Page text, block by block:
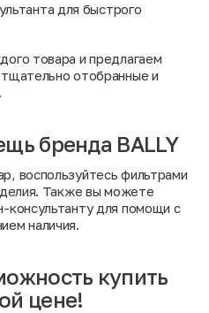
для быстрого
товара и предлагаем
отобранные и
бренда BALLY
воспользуйтесь фильтрами
Также вы можете
консультанту для помощи с
наличия.
купить
цене!